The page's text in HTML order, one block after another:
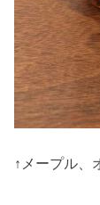
↑メープル、